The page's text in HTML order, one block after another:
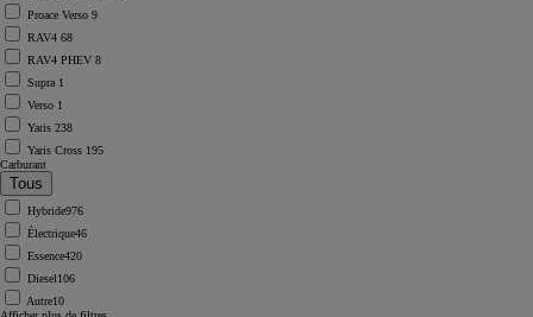
Proace Verso 9
RAV4 68
RAV4 PHEV 8
Supra 1
Verso 1
Yaris 238
Yaris Cross 195
Carburant
Hybride976
Électrique46
Essence420
Diesel106
Autre10